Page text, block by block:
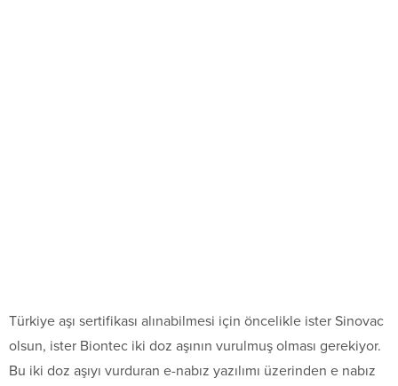
Türkiye aşı sertifikası alınabilmesi için öncelikle ister Sinovac
olsun, ister Biontec iki doz aşının vurulmuş olması gerekiyor.
Bu iki doz aşıyı vurduran e-nabız yazılımı üzerinden e nabız